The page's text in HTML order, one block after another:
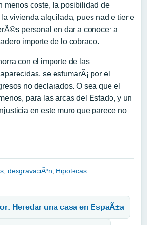
menos coste, la posibilidad de
la vivienda alquilada, pues nadie tiene
personal en dar a conocer a
importe de lo cobrado.
con el importe de las
se esfumarÃ¡ por el
no declarados. O sea que el
para las arcas del Estado, y un
en este muro que parece no
desgravaciÃ³n Hipotecas
Heredar una casa en EspaÃ±a